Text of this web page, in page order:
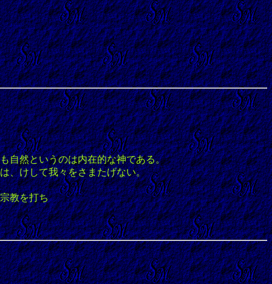
自然というのは内在的な神である。
、けして我々をさまたげない。
教を打ち